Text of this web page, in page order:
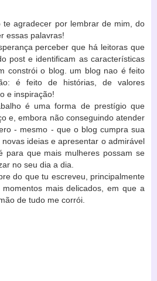
te agradecer por lembrar de mim, do
essas palavras!
perceber que há leitoras que
post e identificam as características
constrói o blog. um blog nao é feito
é feito de histórias, de valores
e inspiração!
é uma forma de prestígio que
e, embora não conseguindo atender
- mesmo - que o blog cumpra sua
ideias e apresentar o admirável
para que mais mulheres possam se
no seu dia a dia.
do que tu escreveu, principalmente
mais delicados, em que a
de tudo me corrói.